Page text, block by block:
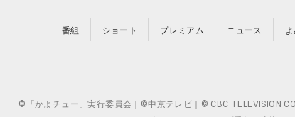
番組 ショート プレミアム ニュース
©「かよチュー」実行委員会｜©中京テレビ｜© CBC TELEVISION